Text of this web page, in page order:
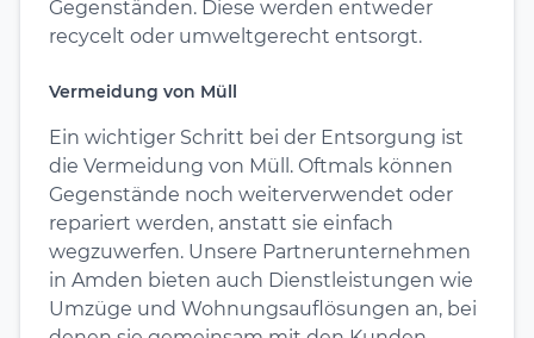
Gegenständen. Diese werden entweder
recycelt oder umweltgerecht entsorgt.
Vermeidung von Müll
Ein wichtiger Schritt bei der Entsorgung ist
die Vermeidung von Müll. Oftmals können
Gegenstände noch weiterverwendet oder
repariert werden, anstatt sie einfach
wegzuwerfen. Unsere Partnerunternehmen
in Amden bieten auch Dienstleistungen wie
Umzüge und Wohnungsauflösungen an, bei